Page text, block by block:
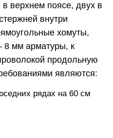
верхнем поясе, двух в
внутри
хомуты,
8 мм арматуры, к
продольную
являются:
рядах на 60 см